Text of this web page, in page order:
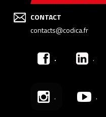
CONTACT
contacts@codica.fr
. .
. .